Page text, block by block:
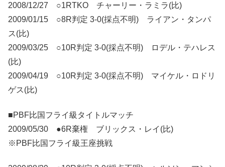
2008/12/27 ○1RTKO チャーリー・ラミラ(比)
2009/01/15 ○8R判定 3-0(採点不明) ライアン・タンパ
ス(比)
2009/03/25 ○10R判定 3-0(採点不明) ロデル・テハレス
(比)
2009/04/19 ○10R判定 3-0(採点不明) マイケル・ロドリ
ゲス(比)
■PBF比国フライ級タイトルマッチ
2009/05/30 ●6R棄権 ブリックス・レイ(比)
※PBF比国フライ級王座挑戦